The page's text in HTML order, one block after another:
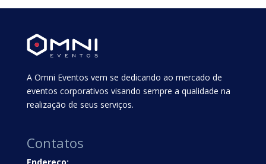
A Omni Eventos vem se dedicando ao mercado de
eventos corporativos visando sempre a qualidade na
realização de seus serviços.
Contatos
Endereço: